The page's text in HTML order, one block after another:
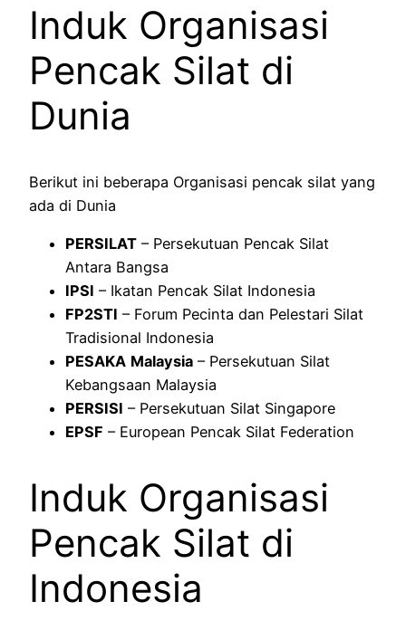
Induk Organisasi
Pencak Silat di
Dunia
Berikut ini beberapa Organisasi pencak silat yang
ada di Dunia
PERSILAT – Persekutuan Pencak Silat
Antara Bangsa
IPSI – Ikatan Pencak Silat Indonesia
FP2STI – Forum Pecinta dan Pelestari Silat
Tradisional Indonesia
PESAKA Malaysia – Persekutuan Silat
Kebangsaan Malaysia
PERSISI – Persekutuan Silat Singapore
EPSF – European Pencak Silat Federation
Induk Organisasi
Pencak Silat di
Indonesia